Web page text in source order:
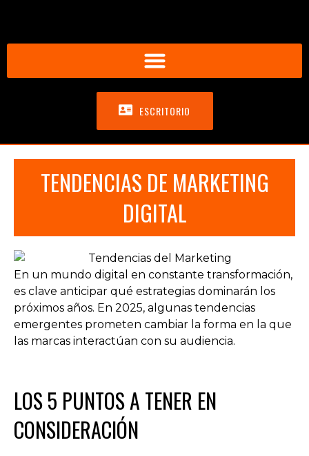
ESCRITORIO
TENDENCIAS DE MARKETING
DIGITAL
En un mundo digital en constante transformación,
es clave anticipar qué estrategias dominarán los
próximos años. En 2025, algunas tendencias
emergentes prometen cambiar la forma en la que
las marcas interactúan con su audiencia.
LOS 5 PUNTOS A TENER EN
CONSIDERACIÓN